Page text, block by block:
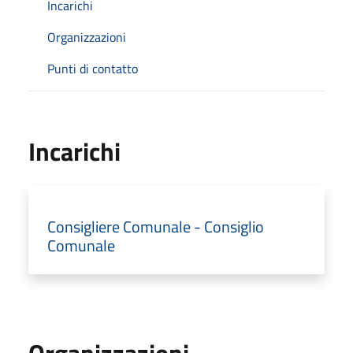
Incarichi
Organizzazioni
Punti di contatto
Incarichi
Consigliere Comunale - Consiglio
Comunale